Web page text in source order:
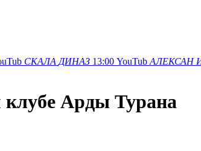
СКАЛА ДИНАЗ 13:00 YouTub АЛЕКСАН
Арды Турана